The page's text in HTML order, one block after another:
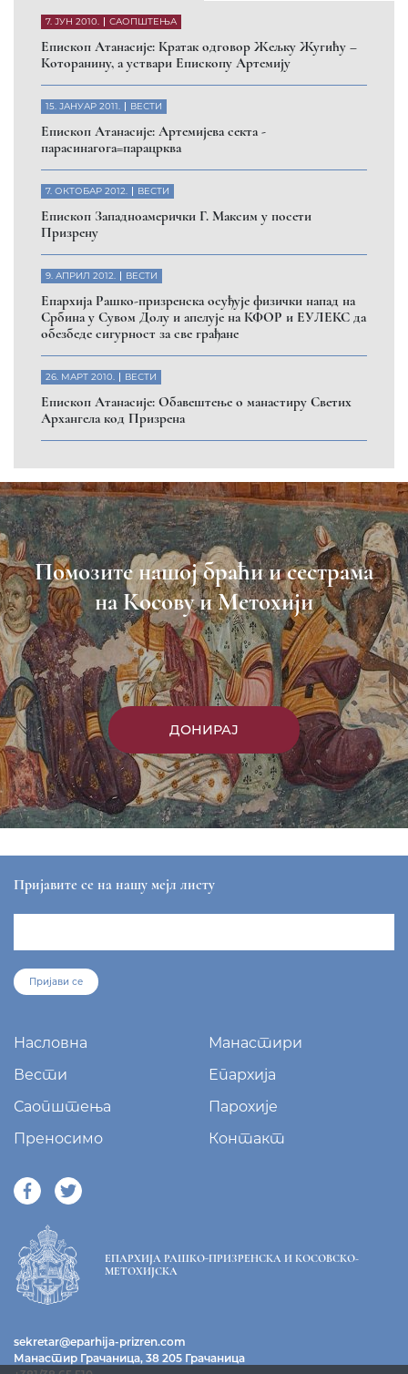
7. ЈУН 2010. САОПШТЕЊА
Eпископ Атанасије: Кратак одговор Жељку Жугићу –
Которанину, а уствари Епископу Артемију
15. ЈАНУАР 2011. ВЕСТИ
Eпископ Атанасије: Артемијева секта -
парасинагога=парацрква
7. ОКТОБАР 2012. ВЕСТИ
Eпископ Западноамерички Г. Максим у посети
Призрену
9. АПРИЛ 2012. ВЕСТИ
Eпархија Рашко-призренска осуђује физички напад на
Србина у Сувом Долу и апелује на КФОР и ЕУЛЕКС да
обезбеде сигурност за све грађане
26. МАРТ 2010. ВЕСТИ
Eпископ Атанасије: Обавештење о манастиру Светих
Архангела код Призрена
Помозите нашој браћи и сестрама
на Косову и Метохији
ДОНИРАЈ
Пријавите се на нашу мејл листу
Пријави се
Насловна
Манастири
Вести
Епархија
Саопштења
Парохије
Преносимо
Контакт
ЕПАРХИЈА РАШКО-ПРИЗРЕНСКА И КОСОВСКО-
МЕТОХИЈСКА
sekretar@eparhija-prizren.com
Манастир Грачаница, 38 205 Грачаница